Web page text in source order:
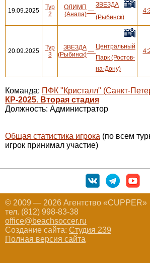
19.09.2025
Тур
2
ОЛИМП
(Анапа) —
ЗВЕЗДА
(Рыбинск)
20.09.2025
Тур
3
ЗВЕЗДА
(Рыбинск) —
Центральный
Парк (Ростов-
на-Дону)
Команда: ПФК "Кристалл" (Санкт-
КР-2025. Вторая стадия
Должность: Администратор
Общая статистика игрока (по всем
игрок принимал участие)
© 2009 — 2026 Агентство «CUPPER»
тел. (812) 998-83-38
office@beachsoccer.ru
Создание сайта: Студия 239
Полная версия сайта